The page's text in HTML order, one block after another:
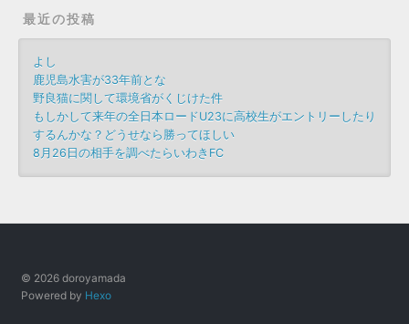
最近の投稿
よし
鹿児島水害が33年前とな
野良猫に関して環境省がくじけた件
もしかして来年の全日本ロードU23に高校生がエントリーしたり
するんかな？どうせなら勝ってほしい
8月26日の相手を調べたらいわきFC
© 2026 doroyamada
Powered by Hexo